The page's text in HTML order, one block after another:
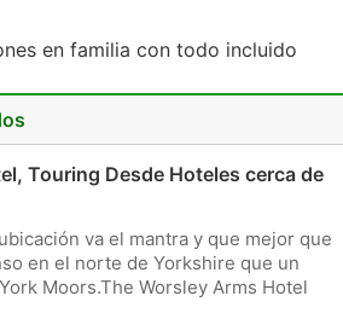
en familia con todo incluido
Touring Desde Hoteles cerca de
va el mantra y que mejor que
en el norte de Yorkshire que un
Moors.The Worsley Arms Hotel